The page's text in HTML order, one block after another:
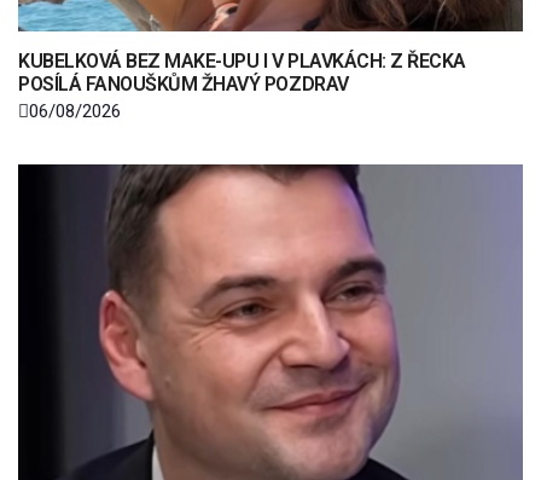
KUBELKOVÁ BEZ MAKE-UPU I V PLAVKÁCH: Z ŘECKA
POSÍLÁ FANOUŠKŮM ŽHAVÝ POZDRAV
06/08/2026